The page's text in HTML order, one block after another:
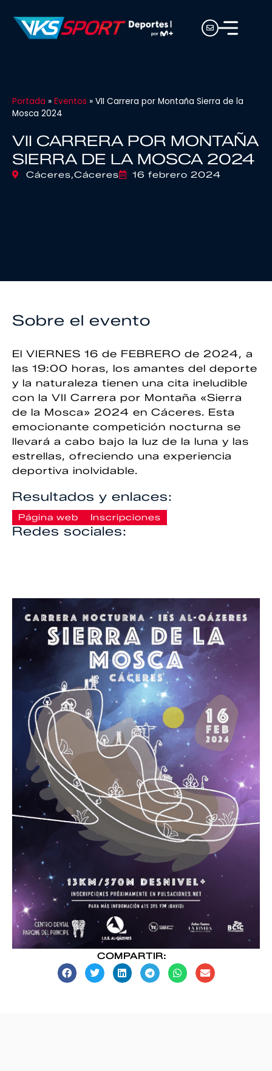
Portada » Eventos » VII Carrera por Montaña Sierra de la
Mosca 2024
VII CARRERA POR MONTAÑA
SIERRA DE LA MOSCA 2024
Cáceres,Cáceres 16 febrero 2024
Sobre el evento
El VIERNES 16 de FEBRERO de 2024, a
las 19:00 horas, los amantes del deporte
y la naturaleza tienen una cita ineludible
con la VII Carrera por Montaña «Sierra
de la Mosca» 2024 en Cáceres. Esta
emocionante competición nocturna se
llevará a cabo bajo la luz de la luna y las
estrellas, ofreciendo una experiencia
deportiva inolvidable.
Resultados y enlaces:
Página web Inscripciones
Redes sociales:
COMPARTIR: